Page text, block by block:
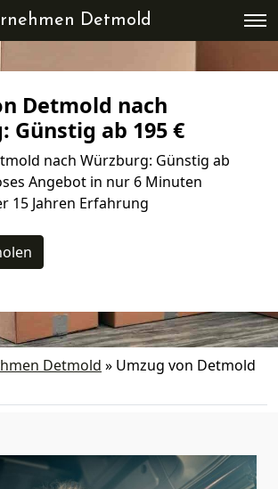
Detmold
Detmold nach
Günstig ab 195 €
nach Würzburg: Günstig ab
Angebot in nur 6 Minuten
15 Jahren Erfahrung
Detmold » Umzug von Detmold